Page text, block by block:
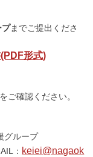
プまでご提出くださ
形式)
確認ください。
グループ
： keiei@nagaok